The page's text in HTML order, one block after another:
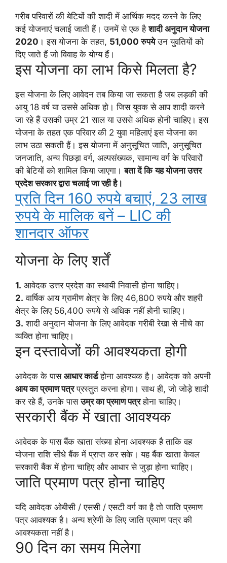
गरीब परिवारों की बेटियों की शादी में आर्थिक मदद करने के लिए
कई योजनाएं चलाई जाती हैं। उनमें से एक हैशादी अनुदान योजना
2020 । इस योजना के तहत, 51,000 रुपयेउन युवतियों को
दिए जाते हैं जो विवाह के योग्य हैं।
इस योजना का लाभ किसे मिलता है?
इस योजना के लिए आवेदन तब किया जा सकता है जब लड़की की
आयु 18 वर्ष या उससे अधिक हो। जिस युवक से आप शादी करने
जा रहे हैं उसकी उम्र 21 साल या उससे अधिक होनी चाहिए। इस
योजना के तहत एक परिवार की 2 युवा महिलाएं इस योजना का
लाभ उठा सकती हैं। इस योजना में अनुसूचित जाति, अनुसूचित
जनजाति, अन्य पिछड़ा वर्ग, अल्पसंख्यक, सामान्य वर्ग के परिवारों
की बेटियों को शामिल किया जाएगा।बता दें कि यह योजना उत्तर
प्रदेश सरकार द्वारा चलाई जा रही है।
प्रति दिन 160 रुपये बचाएं, 23 लाख
रुपये के मालिक बनें – LIC की
शानदार ऑफर
योजना के लिए शर्तें
1. आवेदक उत्तर प्रदेश का स्थायी निवासी होना चाहिए।
2. वार्षिक आय ग्रामीण क्षेत्र के लिए 46,800 रुपये और शहरी
क्षेत्र के लिए 56,400 रुपये से अधिक नहीं होनी चाहिए।
3. शादी अनुदान योजना के लिए आवेदक गरीबी रेखा से नीचे का
व्यक्ति होना चाहिए।
इन दस्तावेजों की आवश्यकता होगी
आवेदक के पास आधार कार्डहोना आवश्यक है। आवेदक को अपनी
आय का प्रमाण पत्रप्रस्तुत करना होगा। साथ ही, जो जोड़े शादी
कर रहे हैं, उनके पासउम्र का प्रमाण पत्रहोना चाहिए।
सरकारी बैंक में खाता आवश्यक
आवेदक के पास बैंक खाता संख्या होना आवश्यक है ताकि वह
योजना राशि सीधे बैंक में प्राप्त कर सके। यह बैंक खाता केवल
सरकारी बैंक में होना चाहिए और आधार से जुड़ा होना चाहिए।
जाति प्रमाण पत्र होना चाहिए
यदि आवेदक ओबीसी / एससी / एसटी वर्ग का है तो जाति प्रमाण
पत्र आवश्यक है। अन्य श्रेणी के लिए जाति प्रमाण पत्र की
आवश्यकता नहीं है।
90 दिन का समय मिलेगा